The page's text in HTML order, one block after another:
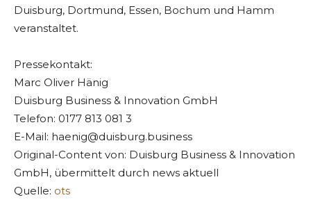
Duisburg, Dortmund, Essen, Bochum und Hamm
veranstaltet.
Pressekontakt:
Marc Oliver Hänig
Duisburg Business & Innovation GmbH
Telefon: 0177 813 081 3
E-Mail: haenig@duisburg.business
Original-Content von: Duisburg Business & Innovation
GmbH, übermittelt durch news aktuell
Quelle: ots